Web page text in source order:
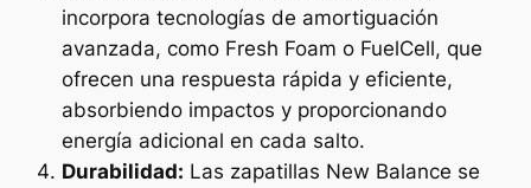
incorpora tecnologías de amortiguación
avanzada, como Fresh Foam o FuelCell, que
ofrecen una respuesta rápida y eficiente,
absorbiendo impactos y proporcionando
energía adicional en cada salto.
Durabilidad: Las zapatillas New Balance se